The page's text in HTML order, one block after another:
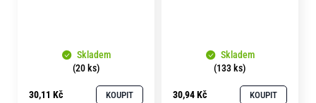
Skladem
(20 ks)
30,11 Kč KOUPIT
Skladem
(133 ks)
30,94 Kč KOUPIT